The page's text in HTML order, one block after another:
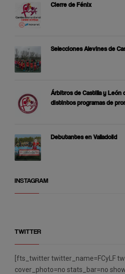
Cierre de Fénix
Selecciones Alevines de
Árbitros de Castilla y León
distintos programas de
Debutantes en Valladolid
INSTAGRAM
TWITTER
[fts_twitter twitter_name=FCyLF
cover_photo=no stats_bar=no